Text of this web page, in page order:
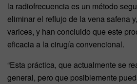
la radiofrecuencia es un método
eliminar el reflujo de la vena safena
varices, y han concluido que este
eficacia a la cirugía convencional.
“Esta práctica, que actualmente se
general, pero que posiblemente